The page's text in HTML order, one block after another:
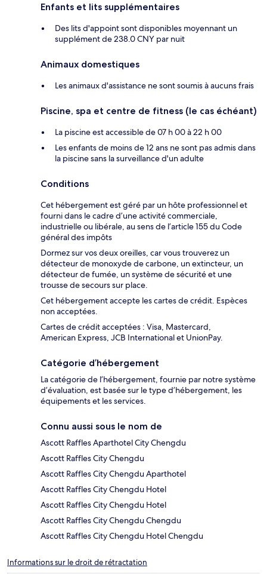
Enfants et lits supplémentaires
Des lits d'appoint sont disponibles moyennant un
supplément de 238.0 CNY par nuit
Animaux domestiques
Les animaux d'assistance ne sont soumis à aucuns frais
Piscine, spa et centre de fitness (le cas échéant)
La piscine est accessible de 07 h 00 à 22 h 00
Les enfants de moins de 12 ans ne sont pas admis dans
la piscine sans la surveillance d'un adulte
Conditions
Cet hébergement est géré par un hôte professionnel et
fourni dans le cadre d’une activité commerciale,
industrielle ou libérale, au sens de l’article 155 du Code
général des impôts
Dormez sur vos deux oreilles, car vous trouverez un
détecteur de monoxyde de carbone, un extincteur, un
détecteur de fumée, un système de sécurité et une
trousse de secours sur place.
Cet hébergement accepte les cartes de crédit. Espèces
non acceptées.
Cartes de crédit acceptées : Visa, Mastercard,
American Express, JCB International et UnionPay.
Catégorie d’hébergement
La catégorie de l’hébergement, fournie par notre système
d’évaluation, est basée sur le type d’hébergement, les
équipements et les services.
Connu aussi sous le nom de
Ascott Raffles Aparthotel City Chengdu
Ascott Raffles City Chengdu
Ascott Raffles City Chengdu Aparthotel
Ascott Raffles City Chengdu Hotel
Ascott Raffles City Chengdu Hotel
Ascott Raffles City Chengdu Chengdu
Ascott Raffles City Chengdu Hotel Chengdu
Informations sur le droit de rétractation